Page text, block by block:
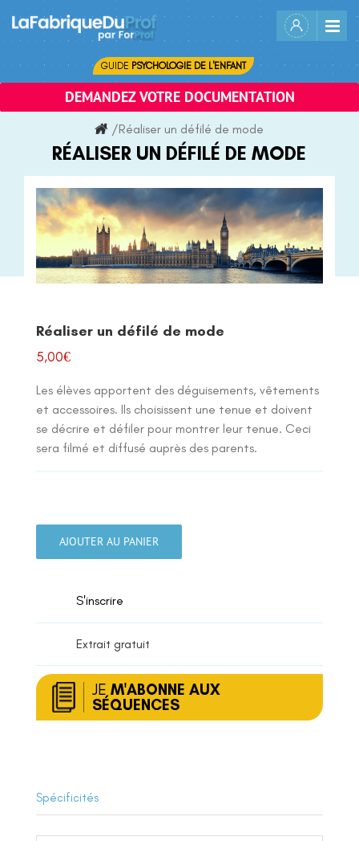
content
GUIDE PSYCHOLOGIE DE L'ENFANT
DEMANDEZ VOTRE DOCUMENTATION
/Réaliser un défilé de mode
RÉALISER UN DÉFILÉ DE MODE
Réaliser un défilé de mode
5,00€
Les élèves apportent des déguisements, vêtements
et accessoires. Ils choisissent une tenue et doivent
se décrire et défiler pour montrer leur tenue. Ceci
sera filmé et diffusé auprès des parents.
mode
AJOUTER AU PANIER
S'inscrire
Extrait gratuit
JE M'ABONNE AUX
SÉQUENCES
Spécificités